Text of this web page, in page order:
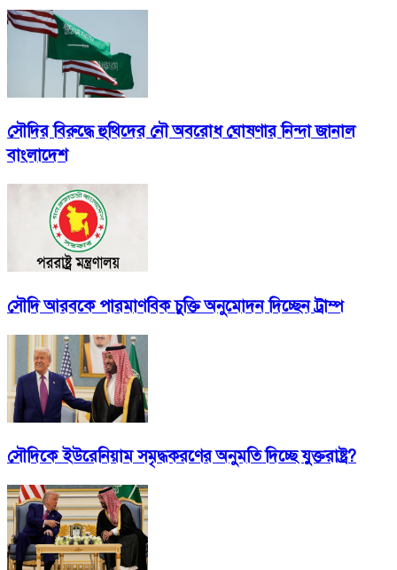
সৌদির বিরুদ্ধে হুথিদের নৌ অবরোধ ঘোষণার নিন্দা জানাল
বাংলাদেশ
সৌদি আরবকে পারমাণবিক চুক্তি অনুমোদন দিচ্ছেন ট্রাম্প
সৌদিকে ইউরেনিয়াম সমৃদ্ধকরণের অনুমতি দিচ্ছে যুক্তরাষ্ট্র?